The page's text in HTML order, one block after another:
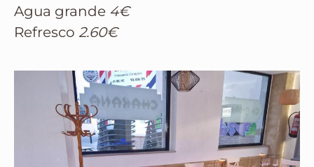
Agua grande 4€
Refresco 2.60€